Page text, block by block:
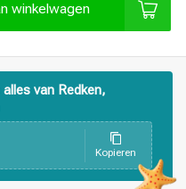
winkelwagen
van Redken,
Kopieren